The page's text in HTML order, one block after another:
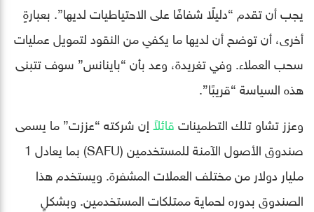
يجب أن تقدم “دليلًا شفافًا على الاحتياطيات لديها”. بعبارةٍ
أخرى، أن توضح أن لديها ما يكفي من النقود لتمويل عمليات
سحب العملاء. وفي تغريدة، وعد بأن “باينانس” سوف تتبنى
هذه السياسة “قريبًا”.
وعزز تشاو تلك التطميناتقائلاًإن شركته “عززت” ما يسمى
صندوق الأصول الآمنة للمستخدمين (SAFU) بما يعادل 1
مليار دولار من مختلف العملات المشفرة. ويستخدم هذا
الصندوق بدوره لحماية ممتلكات المستخدمين. وبشكلٍ